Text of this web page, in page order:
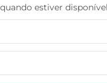
estiver disponível